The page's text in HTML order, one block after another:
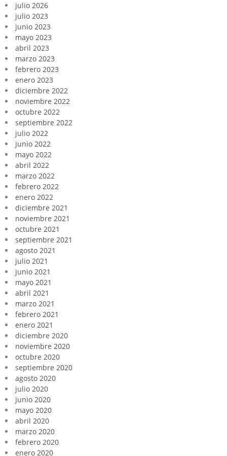
julio 2026
julio 2023
junio 2023
mayo 2023
abril 2023
marzo 2023
febrero 2023
enero 2023
diciembre 2022
noviembre 2022
octubre 2022
septiembre 2022
julio 2022
junio 2022
mayo 2022
abril 2022
marzo 2022
febrero 2022
enero 2022
diciembre 2021
noviembre 2021
octubre 2021
septiembre 2021
agosto 2021
julio 2021
junio 2021
mayo 2021
abril 2021
marzo 2021
febrero 2021
enero 2021
diciembre 2020
noviembre 2020
octubre 2020
septiembre 2020
agosto 2020
julio 2020
junio 2020
mayo 2020
abril 2020
marzo 2020
febrero 2020
enero 2020